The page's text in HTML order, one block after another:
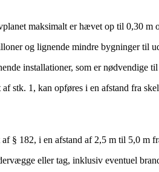
maksimalt er hævet op til 0,30 m
og lignende mindre bygninger til
installationer, som er nødvendige
stk. 1, kan opføres i en afstand fra
§ 182, i en afstand af 2,5 m til 5,0 m
eller tag, inklusiv eventuel